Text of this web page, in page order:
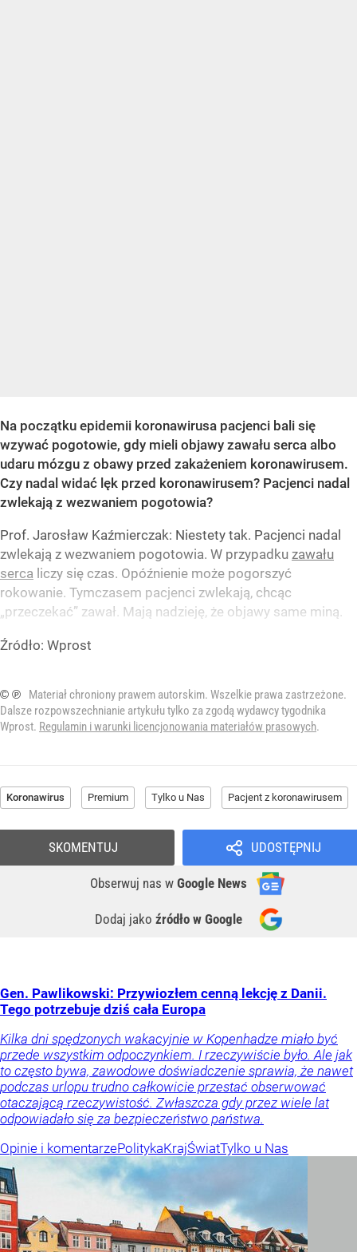
Na początku epidemii koronawirusa pacjenci bali się
wzywać pogotowie, gdy mieli objawy zawału serca albo
udaru mózgu z obawy przed zakażeniem koronawirusem.
Czy nadal widać lęk przed koronawirusem? Pacjenci nadal
zwlekają z wezwaniem pogotowia?
Prof. Jarosław Kaźmierczak: Niestety tak. Pacjenci nadal
zwlekają z wezwaniem pogotowia. W przypadku zawału
serca liczy się czas. Opóźnienie może pogorszyć
rokowanie. Tymczasem pacjenci zwlekają, chcąc
„przeczekać” zawał. Mają nadzieję, że objawy same miną.
Źródło: Wprost
© ℗
Materiał chroniony prawem autorskim. Wszelkie prawa zastrzeżone.
Dalsze rozpowszechnianie artykułu tylko za zgodą wydawcy tygodnika
Wprost. Regulamin i warunki licencjonowania materiałów prasowych.
Koronawirus Premium Tylko u Nas Pacjent z koronawirusem
UDOSTĘPNIJ
Obserwuj nas w Google News
Dodaj jako źródło w Google
SKOMENTUJ
Gen. Pawlikowski: Przywiozłem cenną lekcję z Danii.
Tego potrzebuje dziś cała Europa
Kilka dni spędzonych wakacyjnie w Kopenhadze miało być
przede wszystkim odpoczynkiem. I rzeczywiście było. Ale jak
to często bywa, zawodowe doświadczenie sprawia, że nawet
podczas urlopu trudno całkowicie przestać obserwować
otaczającą rzeczywistość. Zwłaszcza gdy przez wiele lat
odpowiadało się za bezpieczeństwo państwa.
Opinie i komentarzePolitykaKrajŚwiatTylko u Nas